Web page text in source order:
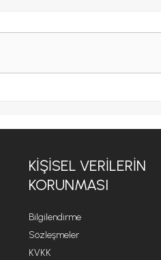
KİŞİSEL VERİLERİN
KORUNMASI
Bilgilendirme
Sözleşmeler
KVKK